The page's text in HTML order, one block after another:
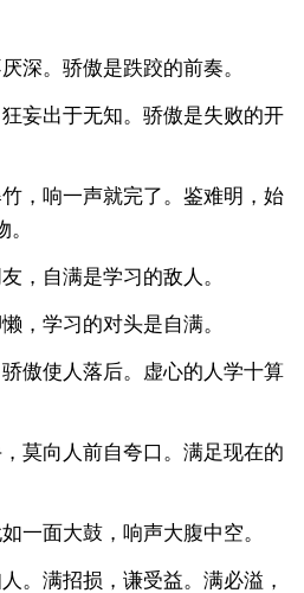
。骄傲是跌跤的前奏。
出于无知。骄傲是失败的开
响一声就完了。鉴难明，始
自满是学习的敌人。
学习的对头是自满。
使人落后。虚心的人学十算
向人前自夸口。满足现在的
面大鼓，响声大腹中空。
满招损，谦受益。满必溢，